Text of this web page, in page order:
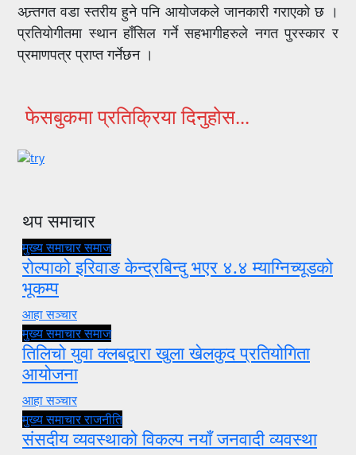
अन्र्तगत वडा स्तरीय हुने पनि आयोजकले जानकारी गराएको छ ।
प्रतियोगीतमा स्थान हाँसिल गर्ने सहभागीहरुले नगत पुरस्कार र
प्रमाणपत्र प्राप्त गर्नेछन ।
फेसबुकमा प्रतिक्रिया दिनुहोस...
थप समाचार
मुख्य समाचारसमाज
रोल्पाको इरिवाङ केन्द्रबिन्दु भएर ४.४ म्याग्निच्यूडको
भूकम्प
आहा सञ्चार
मुख्य समाचारसमाज
तिलिचो युवा क्लबद्वारा खुला खेलकुद प्रतियोगिता
आयोजना
आहा सञ्चार
मुख्य समाचारराजनीति
संसदीय व्यवस्थाको विकल्प नयाँ जनवादी व्यवस्था